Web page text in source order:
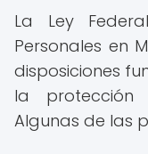
La Ley
Personales en
disposiciones
la protección
Algunas de las